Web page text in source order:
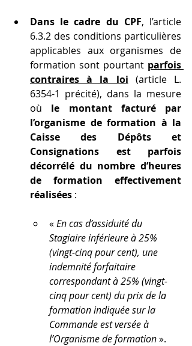
Dans le cadre du CPF, l’article
6.3.2 des conditions particulières
applicables aux organismes de
formation sont pourtant parfois
contraires à la loi (article L.
6354-1 précité), dans la mesure
où le montant facturé par
l’organisme de formation à la
Caisse des Dépôts et
Consignations est parfois
décorrélé du nombre d’heures
de formation effectivement
réalisées :
« En cas d’assiduité du
Stagiaire inférieure à 25%
(vingt-cinq pour cent), une
indemnité forfaitaire
correspondant à 25% (vingt-
cinq pour cent) du prix de la
formation indiquée sur la
Commande est versée à
l’Organisme de formation ».